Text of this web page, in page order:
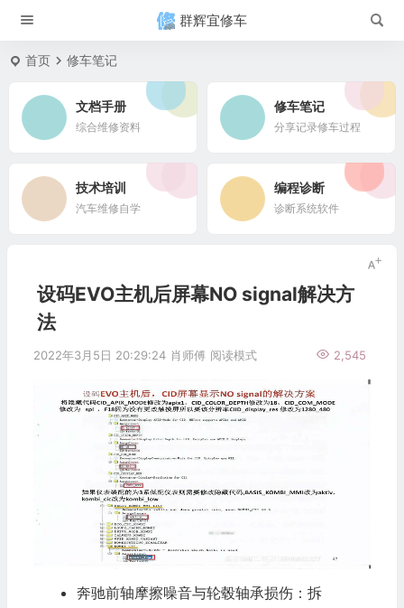
群辉宜修车
首页 修车笔记
文档手册
综合维修资料
修车笔记
分享记录修车过程
技术培训
汽车维修自学
编程诊断
诊断系统软件
设码EVO主机后屏幕NO signal解决方
法
2022年3月5日 20:29:24 肖师傅 2,545
阅读模式
奔驰前轴摩擦噪音与轮毂轴承损伤：拆